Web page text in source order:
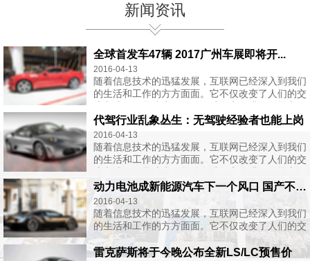
新闻资讯
全球首发车47辆 2017广州车展即将开...
2016-04-13
随着信息技术的迅猛发展，互联网已经深入到我们
的生活和工作的方方面面。它不仅改变了人们的交
代驾行业乱象丛生：无驾驶经验者也能上岗
2016-04-13
随着信息技术的迅猛发展，互联网已经深入到我们
的生活和工作的方方面面。它不仅改变了人们的交
动力电池成新能源汽车下一个风口 国产不敌...
2016-04-13
随着信息技术的迅猛发展，互联网已经深入到我们
的生活和工作的方方面面。它不仅改变了人们的交
流方式，更是成为了推动全球数字化进程的核心...
雷克萨斯将于今晚公布全新LS/LC预售价